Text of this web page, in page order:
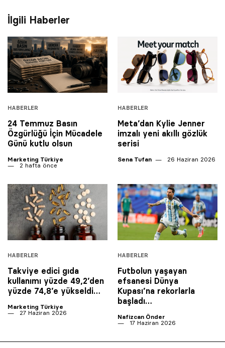
İlgili Haberler
HABERLER
24 Temmuz Basın
Özgürlüğü İçin Mücadele
Günü kutlu olsun
Marketing Türkiye
2 hafta önce
HABERLER
Meta’dan Kylie Jenner
imzalı yeni akıllı gözlük
serisi
Sena Tufan 26 Haziran 2026
HABERLER
Takviye edici gıda
kullanımı yüzde 49,2’den
yüzde 74,8’e yükseldi…
Marketing Türkiye
27 Haziran 2026
HABERLER
Futbolun yaşayan
efsanesi Dünya
Kupası’na rekorlarla
başladı…
Nafizcan Önder
17 Haziran 2026